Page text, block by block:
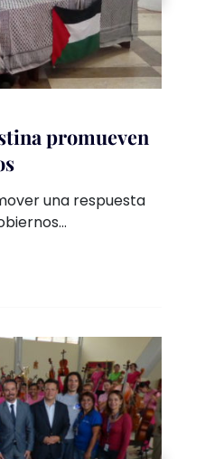
promueven
una respuesta